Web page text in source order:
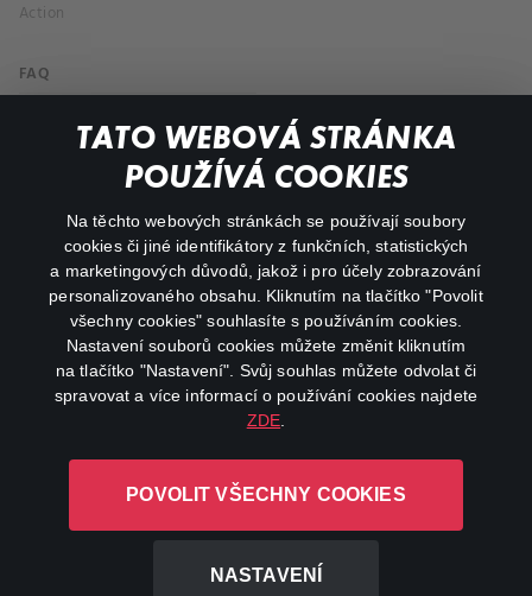
TATO WEBOVÁ STRÁNKA
POUŽÍVÁ COOKIES
Na těchto webových stránkách se používají soubory
cookies či jiné identifikátory z funkčních, statistických
a marketingových důvodů, jakož i pro účely zobrazování
personalizovaného obsahu. Kliknutím na tlačítko "Povolit
všechny cookies" souhlasíte s používáním cookies.
Nastavení souborů cookies můžete změnit kliknutím
na tlačítko "Nastavení". Svůj souhlas můžete odvolat či
spravovat a více informací o používání cookies najdete
ZDE
POVOLIT VŠECHNY COOKIES
NASTAVENÍ
Action
FAQ
My profile
facebookinstagram
youtube
L-1246 Luxembourg R.C.S.